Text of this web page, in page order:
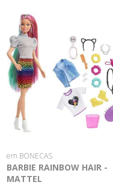
em BONECAS
BARBIE RAINBOW HAIR -
MATTEL